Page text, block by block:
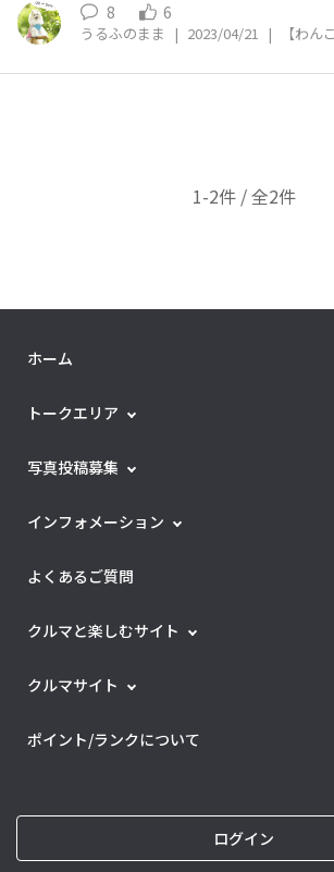
8 6
うるふのまま | 2023/04/21 | 【わん
1-2件 / 全2件
ホーム
トークエリア
写真投稿募集
インフォメーション
よくあるご質問
クルマと楽しむサイト
クルマサイト
ポイント/ランクについて
ログイン